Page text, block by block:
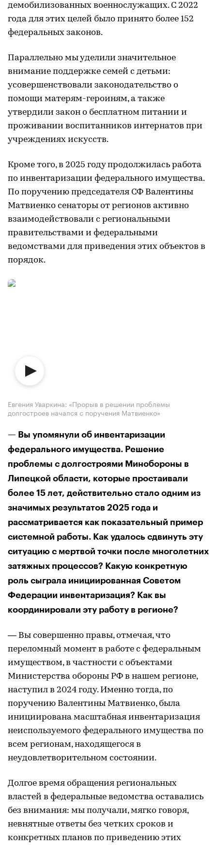
демобилизованных военнослужащих. С 2022
года для этих целей было принято более 152
федеральных законов.
Параллельно мы уделили значительное
внимание поддержке семей с детьми:
усовершенствовали законодательство о
помощи матерям-героиням, а также
утвердили закон о бесплатном питании и
проживании воспитанников интернатов при
учреждениях искусств.
Кроме того, в 2025 году продолжилась работа
по инвентаризации федерального имущества.
По поручению председателя СФ Валентины
Матвиенко сенаторы от регионов активно
взаимодействовали с региональными
правительствами и федеральными
ведомствами для приведения этих объектов в
порядок.
Евгения Уваркина: «Прорыв в решении проблемы
долгостроев начался с поручения Матвиенко»
— Вы упомянули об инвентаризации
федерального имущества. Решение
проблемы с долгостроями Минобороны в
Липецкой области, которые простаивали
более 15 лет, действительно стало одним из
значимых результатов 2025 года и
рассматривается как показательный пример
системной работы. Как удалось сдвинуть эту
ситуацию с мертвой точки после многолетних
затяжных процессов? Какую конкретную
роль сыграла инициированная Советом
Федерации инвентаризация? Как вы
координировали эту работу в регионе?
— Вы совершенно правы, отмечая, что
переломный момент в работе с федеральным
имуществом, в частности с объектами
Министерства обороны РФ в нашем регионе,
наступил в 2024 году. Именно тогда, по
поручению Валентины Матвиенко, была
инициирована масштабная инвентаризация
неиспользуемого федерального имущества по
всем регионам, находящегося в
неудовлетворительном состоянии.
Долгое время обращения региональных
властей в федеральные ведомства оставались
без внимания: мы получали, мягко говоря,
невнятные ответы без четких сроков и
конкретных планов по приведению этих